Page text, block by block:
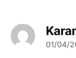
a
01/04/